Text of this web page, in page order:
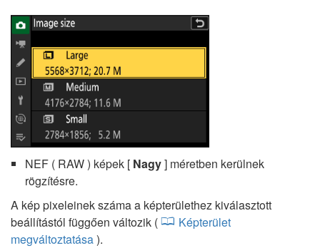
NEF ( RAW ) képek [ Nagy] méretben kerülnek
rögzítésre.
A kép pixeleinek száma a képterülethez kiválasztott
beállítástól függően változik (
Képterület
megváltoztatása).